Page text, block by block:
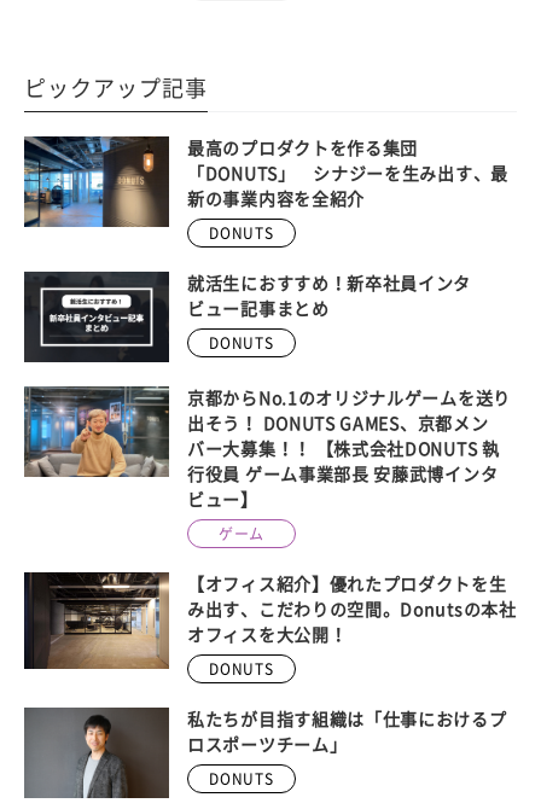
ピックアップ記事
最高のプロダクトを作る集団
「DONUTS」 シナジーを生み出す、最
新の事業内容を全紹介
DONUTS
就活生におすすめ！新卒社員インタ
ビュー記事まとめ
DONUTS
京都からNo.1のオリジナルゲームを送り
出そう！ DONUTS GAMES、京都メン
バー大募集！！ 【株式会社DONUTS 執
行役員 ゲーム事業部長 安藤武博インタ
ビュー】
ゲーム
【オフィス紹介】優れたプロダクトを生
み出す、こだわりの空間。Donutsの本社
オフィスを大公開！
DONUTS
私たちが目指す組織は「仕事におけるプ
ロスポーツチーム」
DONUTS